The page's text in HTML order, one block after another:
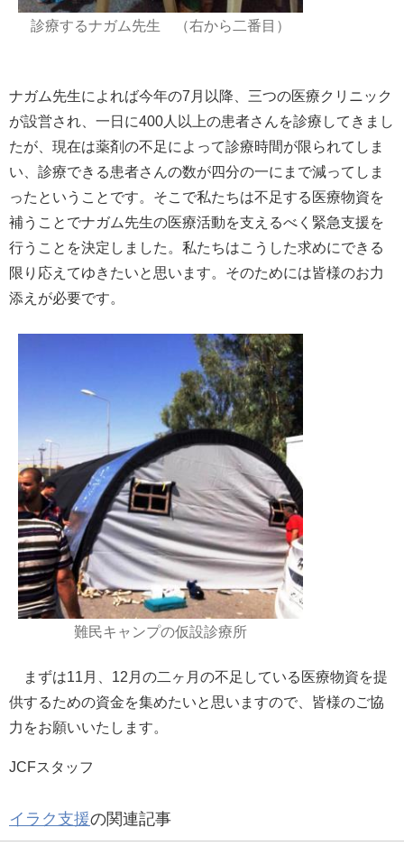
診療するナガム先生 （右から二番目）
ナガム先生によれば今年の7月以降、三つの医療クリニック
が設営され、一日に400人以上の患者さんを診療してきまし
たが、現在は薬剤の不足によって診療時間が限られてしま
い、診療できる患者さんの数が四分の一にまで減ってしま
ったということです。そこで私たちは不足する医療物資を
補うことでナガム先生の医療活動を支えるべく緊急支援を
行うことを決定しました。私たちはこうした求めにできる
限り応えてゆきたいと思います。そのためには皆様のお力
添えが必要です。
難民キャンプの仮設診療所
まずは11月、12月の二ヶ月の不足している医療物資を提
供するための資金を集めたいと思いますので、皆様のご協
力をお願いいたします。
JCFスタッフ
イラク支援の関連記事